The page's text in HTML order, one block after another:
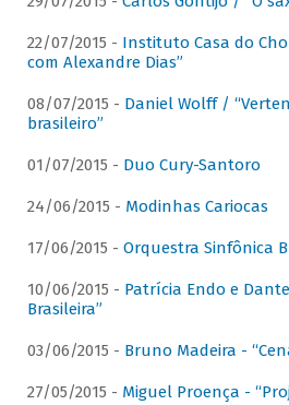
22/07/2015 - Instituto Casa do
com Alexandre Dias”
08/07/2015 - Daniel Wolff /
brasileiro”
01/07/2015 - Duo Cury-Santoro
24/06/2015 - Modinhas Cariocas
17/06/2015 - Orquestra Sinfônica
10/06/2015 - Patrícia Endo e
Brasileira”
03/06/2015 - Bruno Madeira -
27/05/2015 - Miguel Proença -